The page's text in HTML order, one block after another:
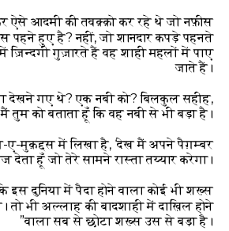
ऐसे आदमी की तवक़्क़ो कर रहे थे जो नफ़ीस
पहने हुए है? नहीं, जो शानदार कपड़े पहनते
गुज़ारते हैं वह शाही महलों में पाए
जाते हैं।
देखने गए थे? एक नबी को? बिलकुल सहीह,
तुम को बताता हूँ कि वह नबी से भी बड़ा है।
ए-मुक़द्दस में लिखा है, ‘देख मैं अपने पैग़म्बर
हूँ जो तेरे सामने रास्ता तय्यार करेगा।’
इस दुनिया में पैदा होने वाला कोई भी शख़्स
तो भी अल्लाह की बादशाही में दाख़िल होने
वाला सब से छोटा शख़्स उस से बड़ा है।”